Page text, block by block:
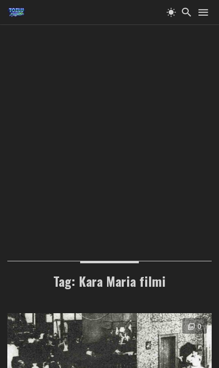
Tag: Kara Maria filmi
0